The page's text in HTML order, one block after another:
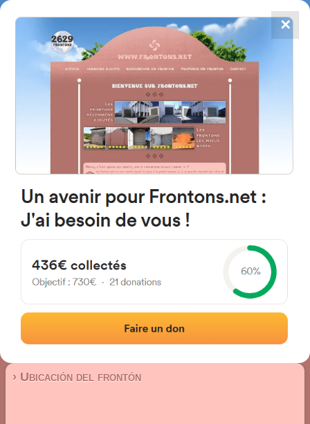
FRONTONS.NET
BUSCAR UN FRONTÓN
AÑADIR UN FRONTÓN
4784
frontones
Lazkano 20009 San Sebastián,
Frontón de pared izquierda
Localización|Fotos|Comentarios y reseñas
› Ubicación del frontón
✕